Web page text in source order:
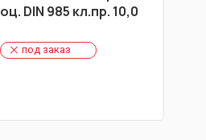
оц. DIN 985 кл.пр. 10,0
под заказ